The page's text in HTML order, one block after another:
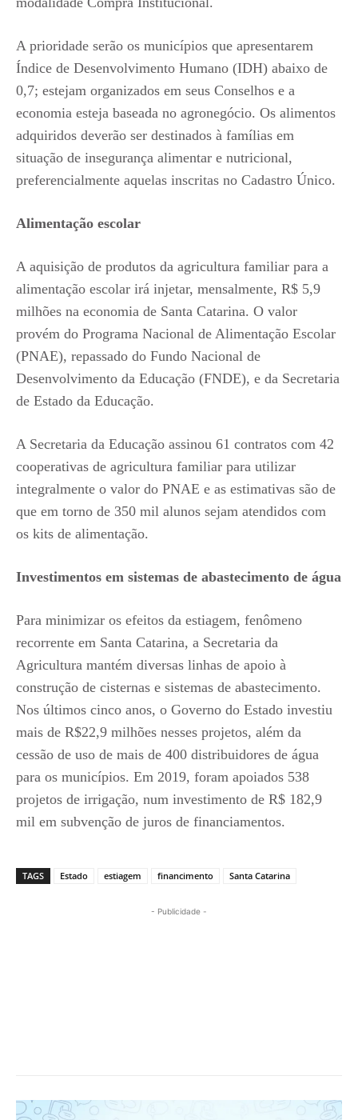
A prioridade serão os municípios que apresentarem
Índice de Desenvolvimento Humano (IDH) abaixo de
0,7; estejam organizados em seus Conselhos e a
economia esteja baseada no agronegócio. Os alimentos
adquiridos deverão ser destinados à famílias em
situação de insegurança alimentar e nutricional,
preferencialmente aquelas inscritas no Cadastro Único.
Alimentação escolar
A aquisição de produtos da agricultura familiar para a
alimentação escolar irá injetar, mensalmente, R$ 5,9
milhões na economia de Santa Catarina. O valor
provém do Programa Nacional de Alimentação Escolar
(PNAE), repassado do Fundo Nacional de
Desenvolvimento da Educação (FNDE), e da Secretaria
de Estado da Educação.
A Secretaria da Educação assinou 61 contratos com 42
cooperativas de agricultura familiar para utilizar
integralmente o valor do PNAE e as estimativas são de
que em torno de 350 mil alunos sejam atendidos com
os kits de alimentação.
Investimentos em sistemas de abastecimento de água
Para minimizar os efeitos da estiagem, fenômeno
recorrente em Santa Catarina, a Secretaria da
Agricultura mantém diversas linhas de apoio à
construção de cisternas e sistemas de abastecimento.
Nos últimos cinco anos, o Governo do Estado investiu
mais de R$22,9 milhões nesses projetos, além da
cessão de uso de mais de 400 distribuidores de água
para os municípios. Em 2019, foram apoiados 538
projetos de irrigação, num investimento de R$ 182,9
mil em subvenção de juros de financiamentos.
TAGS Estado estiagem financimento Santa Catarina
- Publicidade -